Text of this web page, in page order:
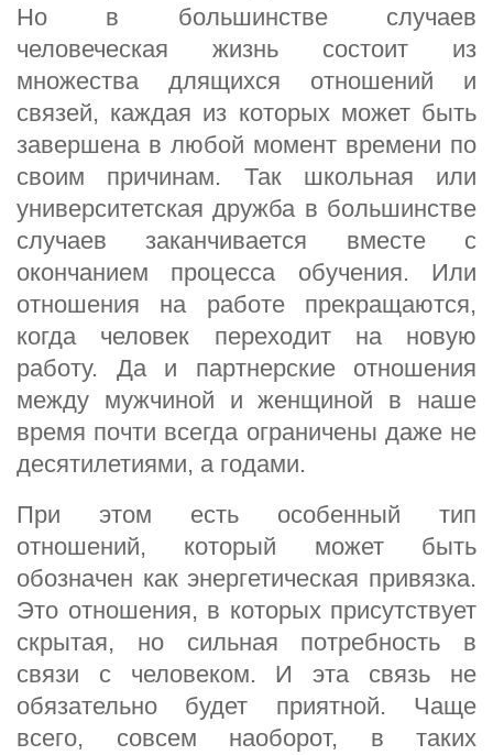
Но в большинстве случаев
человеческая жизнь состоит из
множества длящихся отношений и
связей, каждая из которых может быть
завершена в любой момент времени по
своим причинам. Так школьная или
университетская дружба в большинстве
случаев заканчивается вместе с
окончанием процесса обучения. Или
отношения на работе прекращаются,
когда человек переходит на новую
работу. Да и партнерские отношения
между мужчиной и женщиной в наше
время почти всегда ограничены даже не
десятилетиями, а годами.
При этом есть особенный тип
отношений, который может быть
обозначен как энергетическая привязка.
Это отношения, в которых присутствует
скрытая, но сильная потребность в
связи с человеком. И эта связь не
обязательно будет приятной. Чаще
всего, совсем наоборот, в таких